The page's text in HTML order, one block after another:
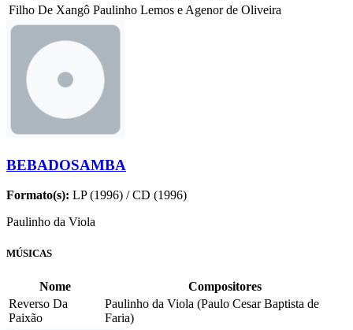
Filho De Xangô Paulinho Lemos e Agenor de Oliveira
BEBADOSAMBA
Formato(s): LP (1996) / CD (1996)
Paulinho da Viola
MÚSICAS
Nome
Compositores
Reverso Da
Paixão
Paulinho da Viola (Paulo Cesar Baptista de
Faria)